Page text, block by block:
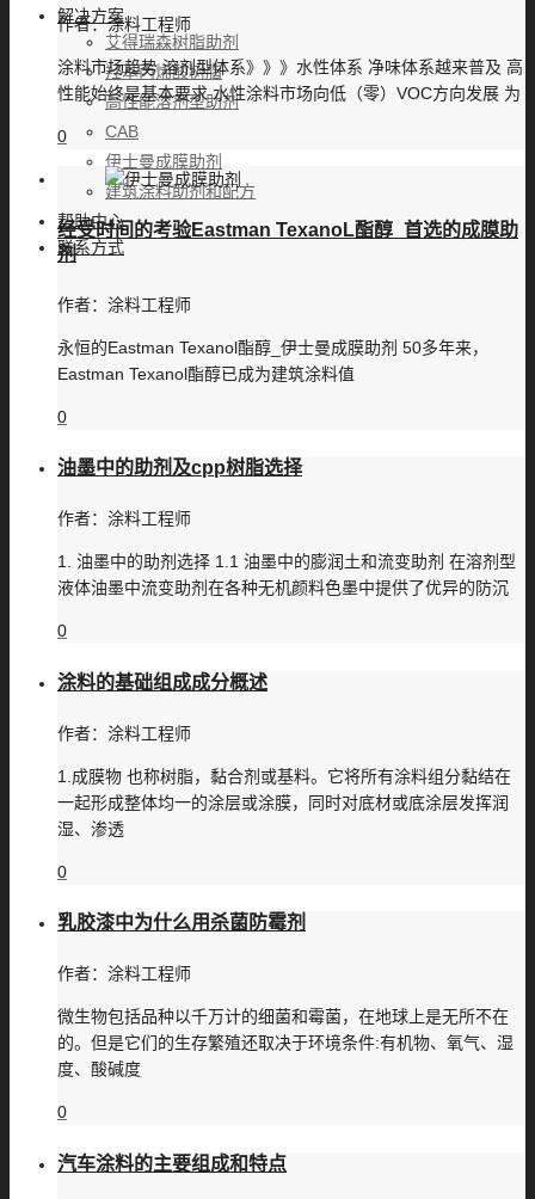
解决方案
艾得瑞森树脂助剂
羟基丙烯酸树脂
高性能溶剂型助剂
CAB
伊士曼成膜助剂
建筑涂料助剂和配方
帮助中心
联系方式
作者：涂料工程师
涂料市场趋势 溶剂型体系》》》水性体系 净味体系越来普及 高
性能始终是基本要求 水性涂料市场向低（零）VOC方向发展 为
0
经受时间的考验Eastman TexanoL酯醇_首选的成膜助
剂
作者： 涂料工程师
永恒的Eastman Texanol酯醇_伊士曼成膜助剂 50多年来，
Eastman Texanol酯醇已成为建筑涂料值
0
油墨中的助剂及cpp树脂选择
作者： 涂料工程师
1. 油墨中的助剂选择 1.1 油墨中的膨润土和流变助剂 在溶剂型
液体油墨中流变助剂在各种无机颜料色墨中提供了优异的防沉
0
涂料的基础组成成分概述
作者： 涂料工程师
1.成膜物 也称树脂，黏合剂或基料。它将所有涂料组分黏结在
一起形成整体均一的涂层或涂膜，同时对底材或底涂层发挥润
湿、渗透
0
乳胶漆中为什么用杀菌防霉剂
作者： 涂料工程师
微生物包括品种以千万计的细菌和霉菌，在地球上是无所不在
的。但是它们的生存繁殖还取决于环境条件:有机物、氧气、湿
度、酸碱度
0
汽车涂料的主要组成和特点